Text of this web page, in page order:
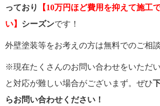
っており
【10万円ほど費用を抑えて施工
い】 シーズンです！
外壁塗装等をお考えの方は無料でのご相
※現在たくさんのお問い合わせをいただ
と対応が難しい場合がございまず。ぜひ
らお問い合わせください！